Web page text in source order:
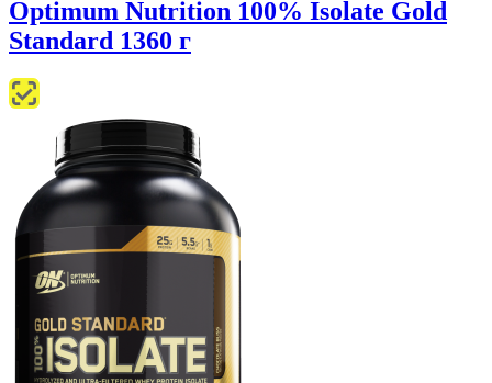
Optimum Nutrition 100% Isolate Gold
Standard 1360 г